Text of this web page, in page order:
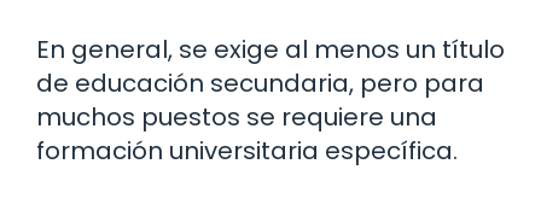
En general, se exige al menos un título
de educación secundaria, pero para
muchos puestos se requiere una
formación universitaria específica.